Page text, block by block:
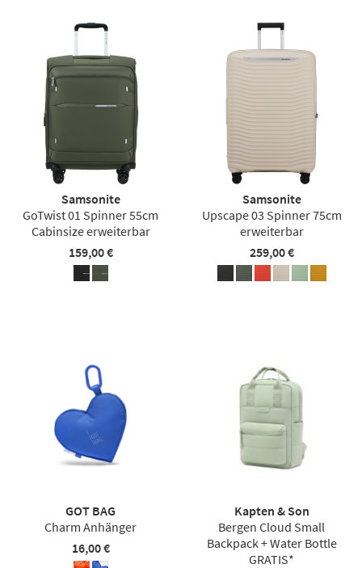
Samsonite
GoTwist 01 Spinner 55cm
Cabinsize erweiterbar
159,00 €
Samsonite
Upscape 03 Spinner 75cm
erweiterbar
259,00 €
GOT BAG
Charm Anhänger
16,00 €
Kapten & Son
Bergen Cloud Small
Backpack + Water Bottle
GRATIS*